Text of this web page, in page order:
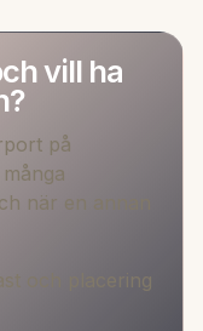
vill ha
på
när en annan
och placering